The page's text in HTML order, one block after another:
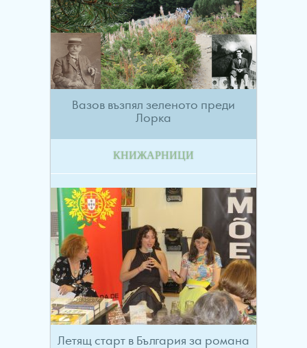
Вазов възпял зеленото преди
Лорка
КНИЖАРНИЦИ
Летящ старт в България за романа